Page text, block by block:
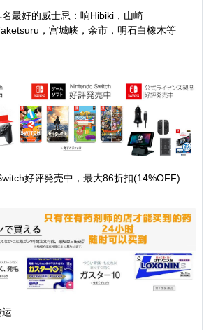
最好的威士忌：响Hibiki，山崎
，宫城峡，余市，明石白橡木等
好评発売中，最大86折扣(14%OFF)